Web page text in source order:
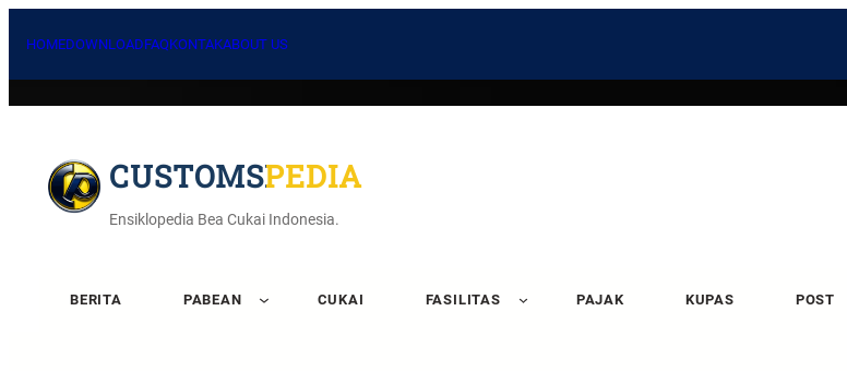
HOMEDOWNLOADFAQKONTAKABOUT US
CUSTOMSPEDIA
Ensiklopedia Bea Cukai Indonesia.
BERITA PABEAN CUKAI FASILITAS PAJAK KUPAS POST